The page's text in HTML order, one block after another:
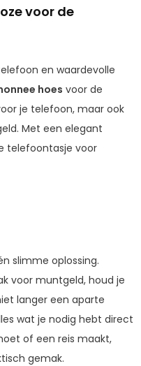
voor de
en waardevolle
hoes voor de
je telefoon, maar ook
Met een elegant
telefoontasje voor
slimme oplossing.
voor muntgeld, houd je
langer een aparte
wat je nodig hebt direct
of een reis maakt,
gemak.